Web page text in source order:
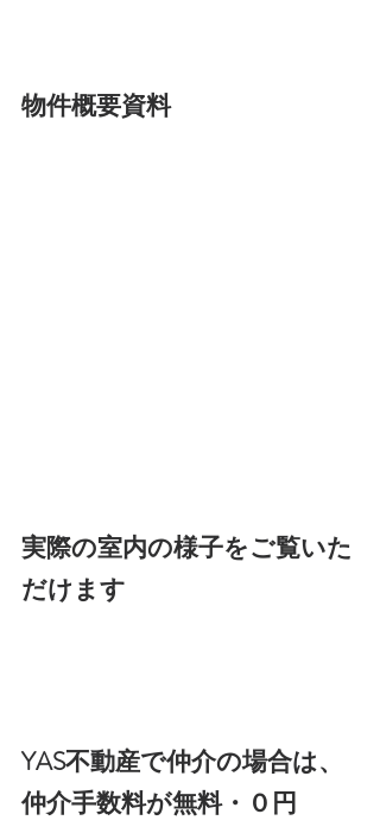
物件概要資料
実際の室内の様子をご覧いた
だけます
YAS不動産で仲介の場合は、
仲介手数料が無料・０円